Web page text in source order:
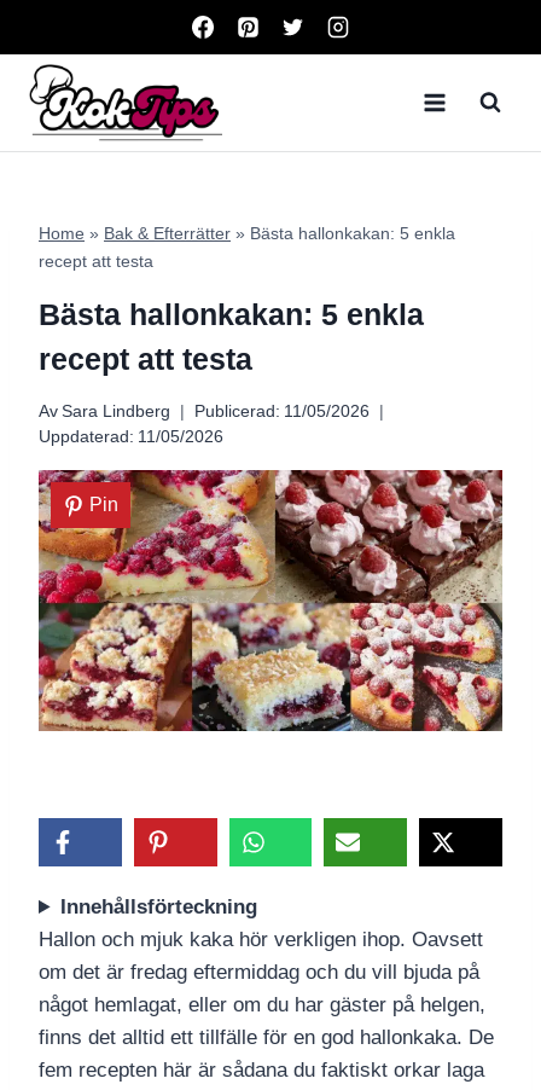
content
Home » Bak & Efterrätter » Bästa hallonkakan: 5 enkla
recept att testa
Bästa hallonkakan: 5 enkla
recept att testa
Av Sara Lindberg Publicerad: 11/05/2026
Uppdaterad: 11/05/2026
Pin
Innehållsförteckning
Hallon och mjuk kaka hör verkligen ihop. Oavsett
om det är fredag eftermiddag och du vill bjuda på
något hemlagat, eller om du har gäster på helgen,
finns det alltid ett tillfälle för en god hallonkaka. De
fem recepten här är sådana du faktiskt orkar laga